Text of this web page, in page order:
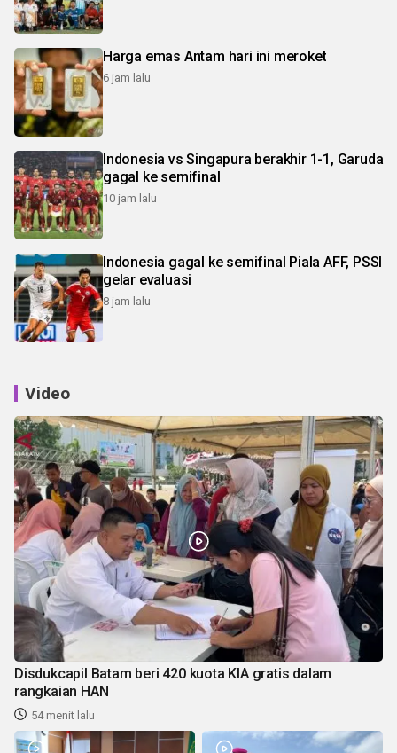
Harga emas Antam hari ini meroket
6 jam lalu
Indonesia vs Singapura berakhir 1-1, Garuda
gagal ke semifinal
10 jam lalu
Indonesia gagal ke semifinal Piala AFF, PSSI
gelar evaluasi
8 jam lalu
Video
Disdukcapil Batam beri 420 kuota KIA gratis dalam
rangkaian HAN
54 menit lalu